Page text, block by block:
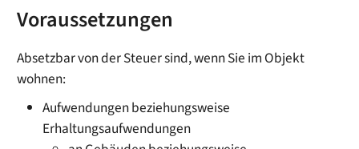
Voraussetzungen
Absetzbar von der Steuer sind, wenn Sie im Objekt
wohnen:
Aufwendungen beziehungsweise
Erhaltungsaufwendungen